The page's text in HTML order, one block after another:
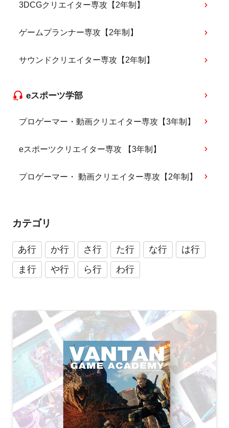
3DCGクリエイター専攻【2年制】
ゲームプランナー専攻【2年制】
サウンドクリエイター専攻【2年制】
eスポーツ学部
プロゲーマー・動画クリエイター専攻【3年制】
eスポーツクリエイター専攻 【3年制】
プロゲーマー・ 動画クリエイター専攻【2年制】
カテゴリ
あ行 か行 さ行 た行 な行
は行
ま行
や行 ら行 わ行